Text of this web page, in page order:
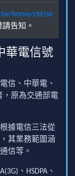
home/cht/se
告知。
華電信號
信、中華電、
，原為交通部電
據電信三法從
其業務範圍涵
信等。
、HSDPA、